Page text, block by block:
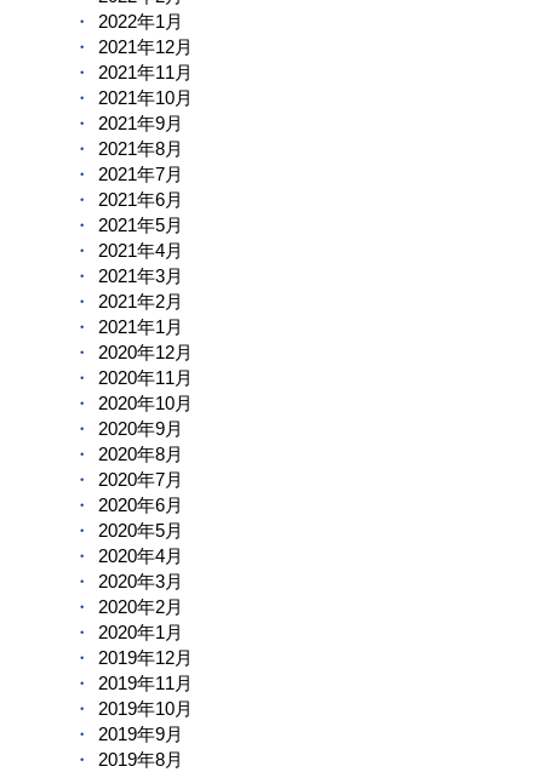
2022年1月
2021年12月
2021年11月
2021年10月
2021年9月
2021年8月
2021年7月
2021年6月
2021年5月
2021年4月
2021年3月
2021年2月
2021年1月
2020年12月
2020年11月
2020年10月
2020年9月
2020年8月
2020年7月
2020年6月
2020年5月
2020年4月
2020年3月
2020年2月
2020年1月
2019年12月
2019年11月
2019年10月
2019年9月
2019年8月